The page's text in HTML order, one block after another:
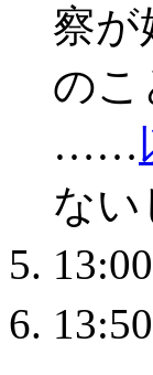
察
のこ
……
ない